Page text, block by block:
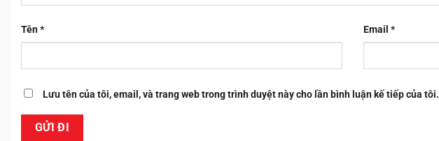
Tên* Email *
Lưu tên của tôi, email, và trang web trong trình duyệt này cho lần bình luận kế tiếp của tôi.